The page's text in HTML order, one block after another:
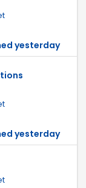
yesterday
yesterday